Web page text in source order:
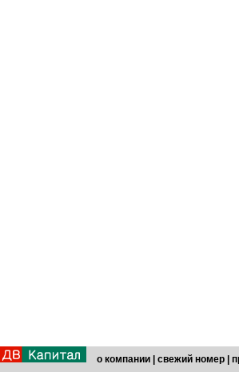
о компании свежий номер